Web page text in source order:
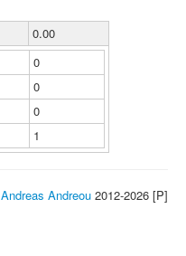
0.00
0
0
0
1
Andreas Andreou 2012-2026 [P]